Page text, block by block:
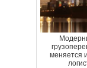
меняется